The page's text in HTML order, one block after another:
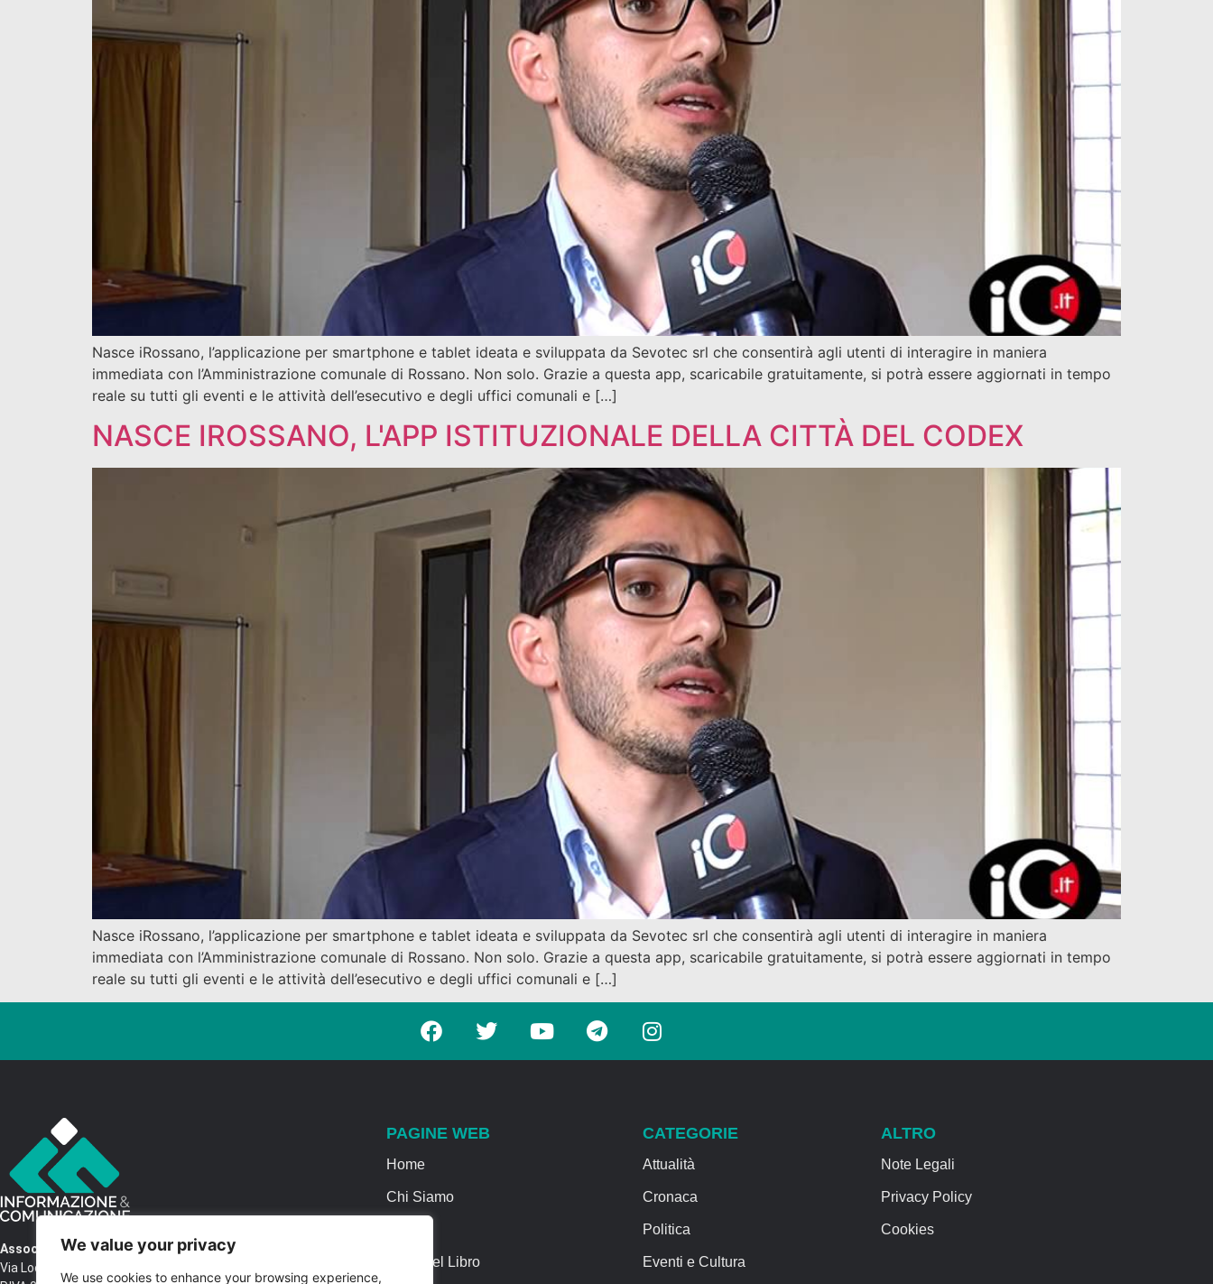
We value your privacy
We use cookies to enhance your browsing experience,
Nasce iRossano, l’applicazione per smartphone e tablet ideata e sviluppata da Sevotec srl che consentirà agli utenti di interagire in maniera
immediata con l’Amministrazione comunale di Rossano. Non solo. Grazie a questa app, scaricabile gratuitamente, si potrà essere aggiornati in tempo
reale su tutti gli eventi e le attività dell’esecutivo e degli uffici comunali e […]
NASCE IROSSANO, L'APP ISTITUZIONALE DELLA CITTÀ DEL CODEX
Nasce iRossano, l’applicazione per smartphone e tablet ideata e sviluppata da Sevotec srl che consentirà agli utenti di interagire in maniera
immediata con l’Amministrazione comunale di Rossano. Non solo. Grazie a questa app, scaricabile gratuitamente, si potrà essere aggiornati in tempo
reale su tutti gli eventi e le attività dell’esecutivo e degli uffici comunali e […]
Associazione Informazione & Comunicazione
Via Locri SNC – 87064 Corigliano Rossano CS
PAGINE WEB
Home
Chi Siamo
Casa del Libro
CATEGORIE
Attualità
Cronaca
Politica
Eventi e Cultura
ALTRO
Note Legali
Privacy Policy
Cookies